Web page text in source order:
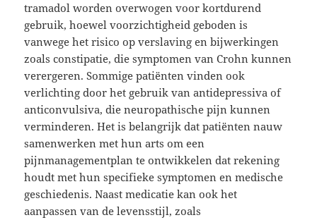
tramadol worden overwogen voor kortdurend
gebruik, hoewel voorzichtigheid geboden is
vanwege het risico op verslaving en bijwerkingen
zoals constipatie, die symptomen van Crohn kunnen
verergeren. Sommige patiënten vinden ook
verlichting door het gebruik van antidepressiva of
anticonvulsiva, die neuropathische pijn kunnen
verminderen. Het is belangrijk dat patiënten nauw
samenwerken met hun arts om een
pijnmanagementplan te ontwikkelen dat rekening
houdt met hun specifieke symptomen en medische
geschiedenis. Naast medicatie kan ook het
aanpassen van de levensstijl, zoals